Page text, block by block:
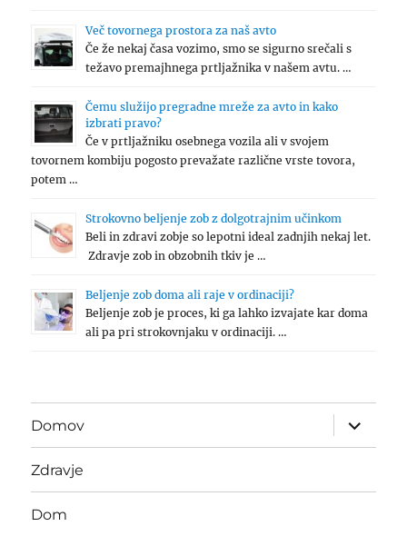
Več tovornega prostora za naš avto
Če že nekaj časa vozimo, smo se sigurno srečali s
težavo premajhnega prtljažnika v našem avtu. …
Čemu služijo pregradne mreže za avto in kako
izbrati pravo?
Če v prtljažniku osebnega vozila ali v svojem
tovornem kombiju pogosto prevažate različne vrste tovora,
potem …
Strokovno beljenje zob z dolgotrajnim učinkom
Beli in zdravi zobje so lepotni ideal zadnjih nekaj let.
Zdravje zob in obzobnih tkiv je …
Beljenje zob doma ali raje v ordinaciji?
Beljenje zob je proces, ki ga lahko izvajate kar doma
ali pa pri strokovnjaku v ordinaciji. …
Domov
expand
child
menu
Zdravje
Dom